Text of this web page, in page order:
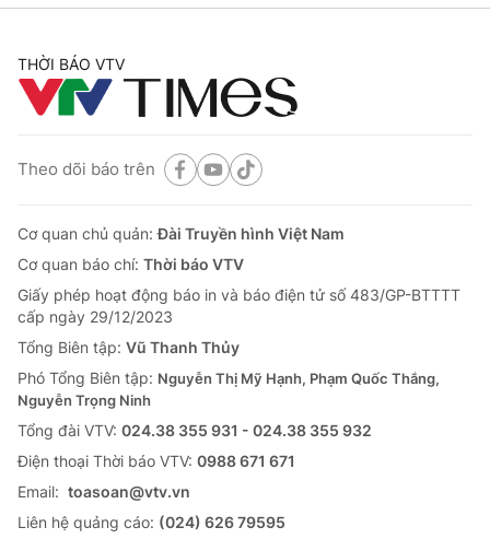
THỜI BÁO VTV
Theo dõi báo trên
Cơ quan chủ quản:Đài Truyền hình Việt Nam
Cơ quan báo chí: Thời báo VTV
Giấy phép hoạt động báo in và báo điện tử số 483/GP-BTTTT
cấp ngày 29/12/2023
Tổng Biên tập: Vũ Thanh Thủy
Phó Tổng Biên tập: Nguyễn Thị Mỹ Hạnh, Phạm Quốc Thắng,
Nguyễn Trọng Ninh
Tổng đài VTV: 024.38 355 931 - 024.38 355 932
Ðiện thoại Thời báo VTV: 0988 671 671
Email: toasoan@vtv.vn
Liên hệ quảng cáo: (024) 626 79595